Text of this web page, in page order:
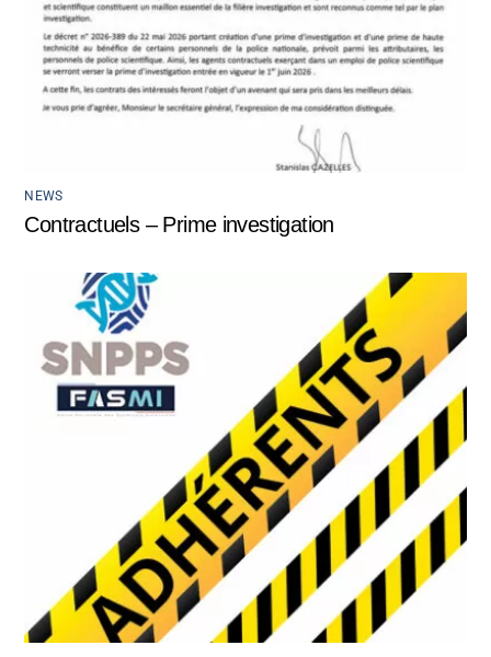
NEWS
Contractuels – Prime investigation